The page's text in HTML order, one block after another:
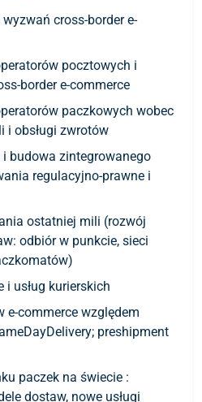
cross-border e-
pocztowych i
border e-commerce
paczkowych wobec
i obsługi zwrotów
budowa zintegrowanego
regulacyjno-prawne i
ostatniej mili (rozwój
odbiór w punkcie, sieci
i usług kurierskich
e-commerce względem
preshipment
paczek na świecie :
dostaw, nowe usługi